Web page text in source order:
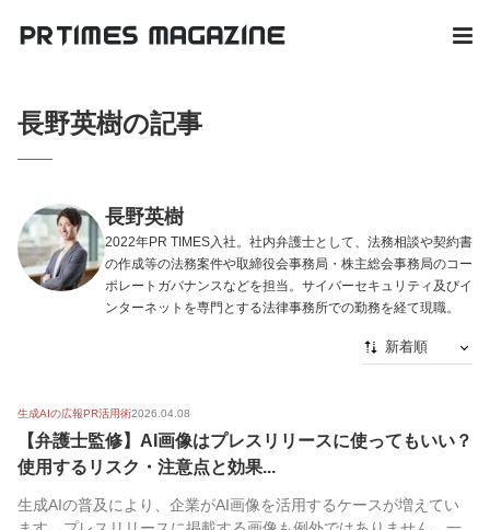
長野英樹の記事
長野英樹
2022年PR TIMES入社。社内弁護士として、法務相談や契約書
の作成等の法務案件や取締役会事務局・株主総会事務局のコー
ポレートガバナンスなどを担当。サイバーセキュリティ及びイ
ンターネットを専門とする法律事務所での勤務を経て現職。
新着順
人気順
生成AIの広報PR活用術2026.04.08
【弁護士監修】AI画像はプレスリリースに使ってもいい？
使用するリスク・注意点と効果...
生成AIの普及により、企業がAI画像を活用するケースが増えてい